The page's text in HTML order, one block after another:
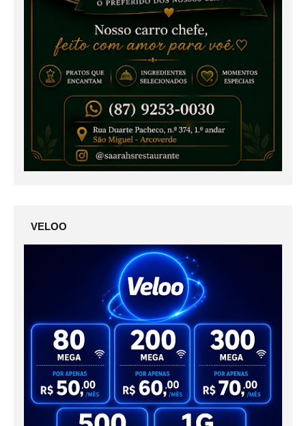
VELOO